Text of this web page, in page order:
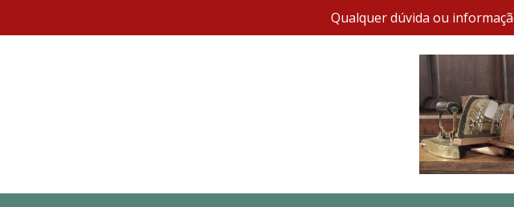
Qualquer dúvida ou